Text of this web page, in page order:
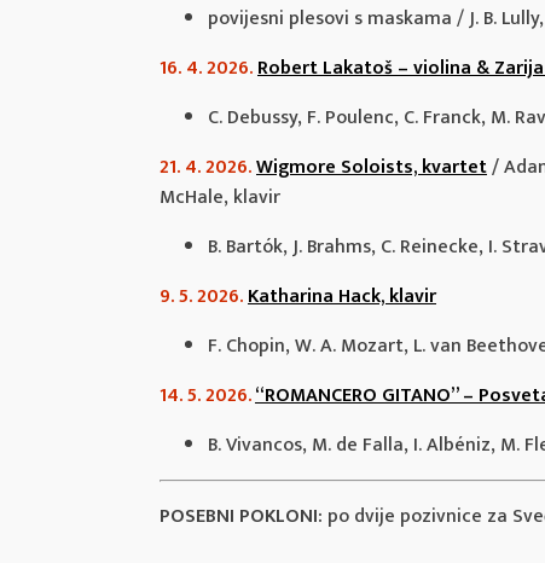
povijesni plesovi s maskama / J. B.
16. 4. 2026.Robert Lakatoš – violina &
C. Debussy, F. Poulenc, C. Franck, M.
21. 4. 2026.Wigmore Soloists, kvartet/
McHale, klavir
B. Bartók, J. Brahms, C. Reinecke, I.
9. 5. 2026.Katharina Hack, klavir
F. Chopin, W. A. Mozart, L. van
14. 5. 2026.“ROMANCERO GITANO” –
B. Vivancos, M. de Falla, I. Albéniz, M.
POSEBNI POKLONI: po dvije pozivnice za